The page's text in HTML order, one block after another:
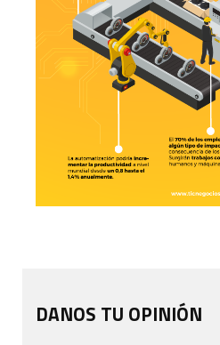
DANOS TU OPINIÓN